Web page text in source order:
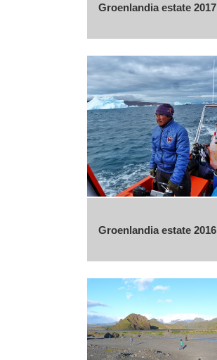
Groenlandia estate 2017
Groenlandia estate 2016